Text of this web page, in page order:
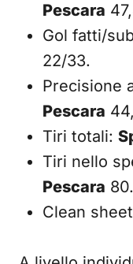
Pescara
Gol fatti/
22/33.
Precisione
Pescara
Tiri totali:
Tiri nello
Pescara 80.
Clean